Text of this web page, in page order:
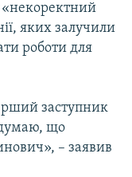
«некоректний
яких залучили
роботи для
заступник
думаю, що
– заявив